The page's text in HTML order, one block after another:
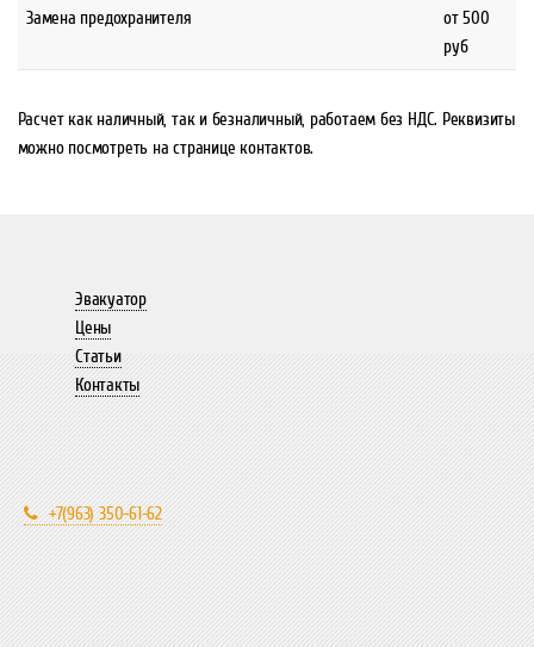
Замена предохранителя
от 500
руб
Расчет как наличный, так и безналичный, работаем без НДС. Реквизиты
можно посмотреть на странице контактов.
Эвакуатор
Цены
Статьи
Контакты
+7(963) 350-61-62